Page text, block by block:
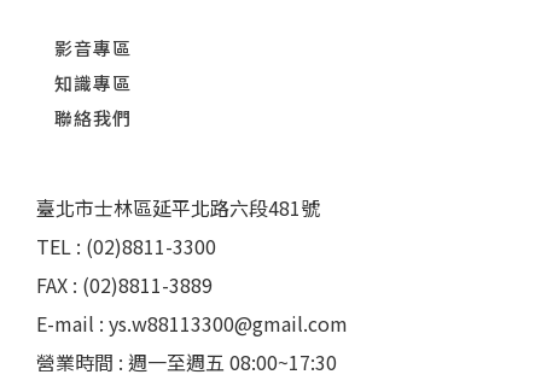
影音專區
知識專區
聯絡我們
臺北市士林區延平北路六段481號
TEL : (02)8811-3300
FAX : (02)8811-3889
E-mail : ys.w88113300@gmail.com
營業時間 : 週一至週五 08:00~17:30